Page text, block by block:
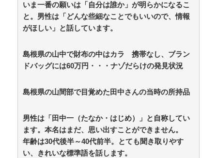
中国「大洪水！」三峡ダム「決壊危機」台風13号「三
峡直撃確定」日本「最も強い勢力で接近！（伊勢湾台風
級」台風13号と15号「中国本土でぶつかり合う（前代未
聞」→ / anaguro - 総合
NEW!
サー ライブ配信中に死亡 / anaguro - 総合
NEW! (8/9
06:00)
5chまとめMAP(総合) NEW! (8/9 05:57)
(8/9 05:51)
【悲報】さらば青春の光さん、ひょうろくさんを廃墟
に放置してしまう / 5chまとめMAP(総合) NEW! (8/9 05:43)
ソニーの新作MARVEL Tōkonが発売されたけどどうな
いま一番の願いは「自分は誰か」が明らかになるこ
と。男性は「どんな些細なことでもいいので、情報
がほしい」と話しています。
島根県の山中で財布の中はカラ 携帯なし、ブラン
ドバッグには60万円・・・ナゾだらけの発見状況
島根県の山間部で目覚めた田中さんの当時の所持品
男性は「田中一（たなか・はじめ）」と自称してい
ます。本名はまだ、思い出すことができません。
年齢は30代後半～40代前半。とても聞き取りやす
い、きれいな標準語を話します。